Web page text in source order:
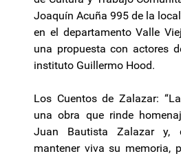
Joaquín Acuña 995 de la
en el departamento Valle
una propuesta con actores
instituto Guillermo Hood.
Los Cuentos de Zalazar:
una obra que rinde
Juan Bautista Zalazar y,
mantener viva su memoria,